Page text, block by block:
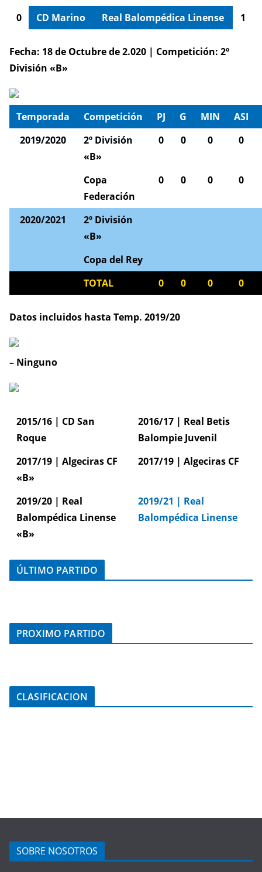
0 CD Marino Real Balompédica Linense 1
Fecha: 18 de Octubre de 2.020 | Competición: 2º
División «B»
Temporada Competición PJ G MIN
ASI
2019/2020
2º División
«B»
0 0 0 0
Copa
Federación
0 0 0 0
2020/2021
2º División
«B»
Copa del Rey
TOTAL
0 0 0 0
Datos incluidos hasta Temp. 2019/20
– Ninguno
2015/16 | CD San
Roque
2016/17 | Real Betis
Balompie Juvenil
2017/19 | Algeciras CF
«B»
2017/19 | Algeciras CF
2019/20 | Real
Balompédica Linense
«B»
2019/21 | Real
Balompédica Linense
ÚLTIMO PARTIDO
PROXIMO PARTIDO
CLASIFICACION
SOBRE NOSOTROS